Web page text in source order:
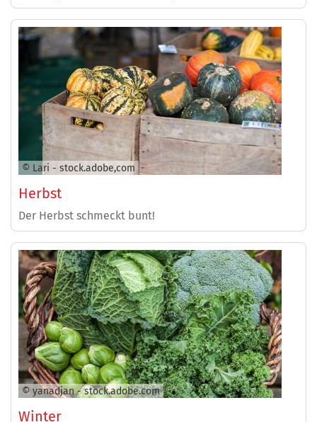
© Lari - stock.adobe,com
Herbst
Der Herbst schmeckt bunt!
© yanadjan - stock.adobe.com
Winter